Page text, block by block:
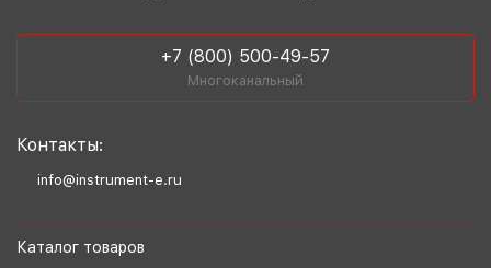
+7 (800) 500-49-57
Многоканальный
Контакты:
info@instrument-e.ru
Каталог товаров